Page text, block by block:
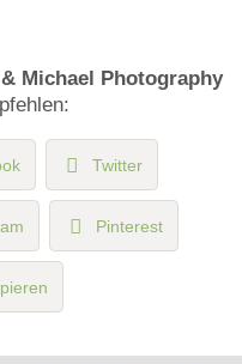
Michael Photography
Twitter
Pinterest